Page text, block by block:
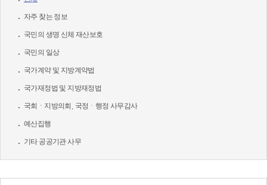
자주 찾는 정보
국민의 생명 신체 재산보호
국민의 일상
국가계약 및 지방계약법
국가재정법 및 지방재정법
국회ㆍ지방의회, 국정ㆍ행정 사무감사
예산집행
기타 공공기관 사무